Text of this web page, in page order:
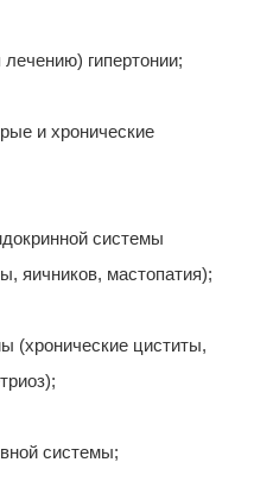
гипертонии;
и хронические
системы
яичников, мастопатия);
(хронические циститы,
системы;